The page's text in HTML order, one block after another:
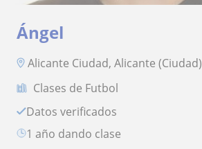
Ángel
Alicante Ciudad, Alicante (Ciudad)
Clases de Futbol
Datos verificados
1 año dando clase